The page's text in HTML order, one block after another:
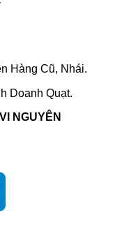
Hàng Cũ, Nhái.
Doanh Quạt.
NGUYÊN